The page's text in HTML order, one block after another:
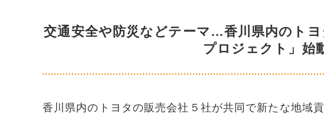
交通安全や防災などテーマ…香川県内のト
プロジェクト」始
香川県内のトヨタの販売会社５社が共同で新たな地域